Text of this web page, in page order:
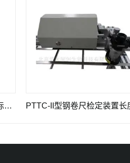
PTTC-II型钢卷尺检定装置长度计量仪器